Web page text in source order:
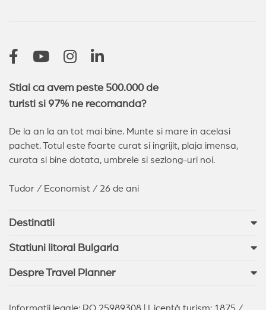
Stiai ca avem peste 500.000 de
turisti si 97% ne recomanda?
De la an la an tot mai bine. Munte si mare in acelasi
pachet. Totul este foarte curat si ingrijit, plaja imensa,
curata si bine dotata, umbrele si sezlong-uri noi.
Tudor / Economist / 26 de ani
Destinatii
Statiuni litoral Bulgaria
Despre Travel Planner
Informatii legale: RO 25989308 | Licență turism: 1875 /